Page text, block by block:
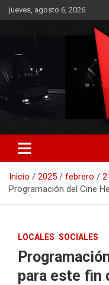
Saltar
al
jueves, agosto 6, 2026
RO
Inicio 2025 febrero
Programación del Cine
LOCALES SOCIALES
para este fin